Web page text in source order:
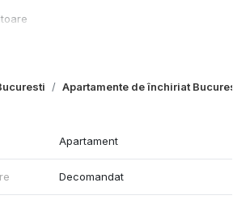
Apartamente de închiriat Bucuresti
rufe
Apartament
Decomandat